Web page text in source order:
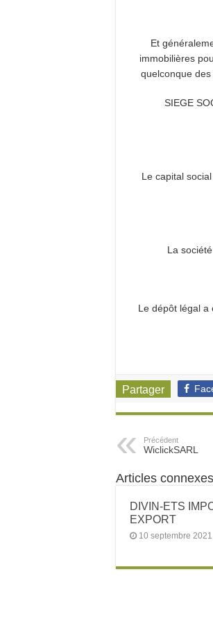
Et
immobilières
quelconque
SIEGE
Le capital
La
Le dépôt légal
Partager
Précédent
WiclickSARL
Articles connexes
DIVIN-ETS
EXPORT
10 septembre 2021